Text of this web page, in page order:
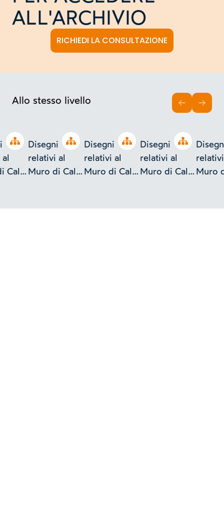
ALL'ARCHIVIO
RICHIEDI LA CONSULTAZIONE
Allo stesso livello
Open tree
Cala
di
Open tree
Disegni
relativi al
Muro di Cala
profili
Open tree
Disegni
relativi al
Muro di Cala
sezioni
Open tree
Disegni
relativi al
Muro di Cala Muro
INDIETRO